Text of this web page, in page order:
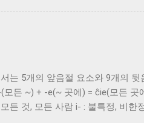
는 5개의 앞음절 요소와 9개의
모든 ~) + -e(~ 곳에) = ĉie(모든 곳
든 것, 모든 사람 i- : 불특정, 비한